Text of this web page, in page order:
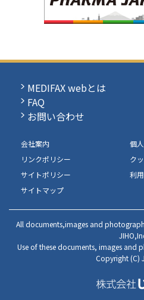
MEDIFAX webとは
FAQ
お問い合わせ
会社案内
個
リンクポリシー
ク
サイトポリシー
利
サイトマップ
All documents,images and
Use of these documents, images and
Copyright (C)